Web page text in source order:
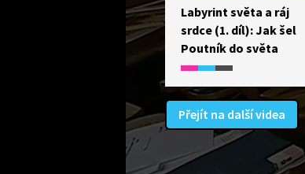
Labyrint světa a ráj
srdce (1. díl): Jak šel
Poutník do světa
Přejít na další videa